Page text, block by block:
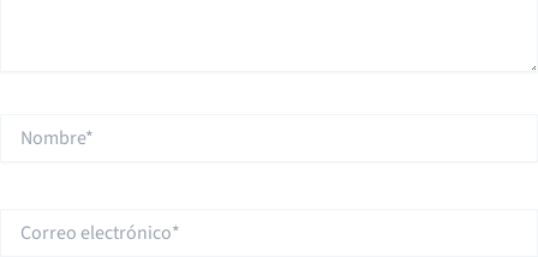
Nombre*
electrónico*